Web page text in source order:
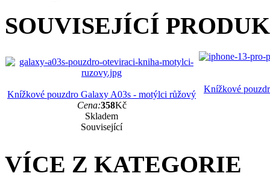
SOUVISEJÍCÍ
Knížkové pouzdro Galaxy A03s - motýlci růžový
Cena:358Kč
Skladem
Související
Knížkové
VÍCE Z KATEGORIE